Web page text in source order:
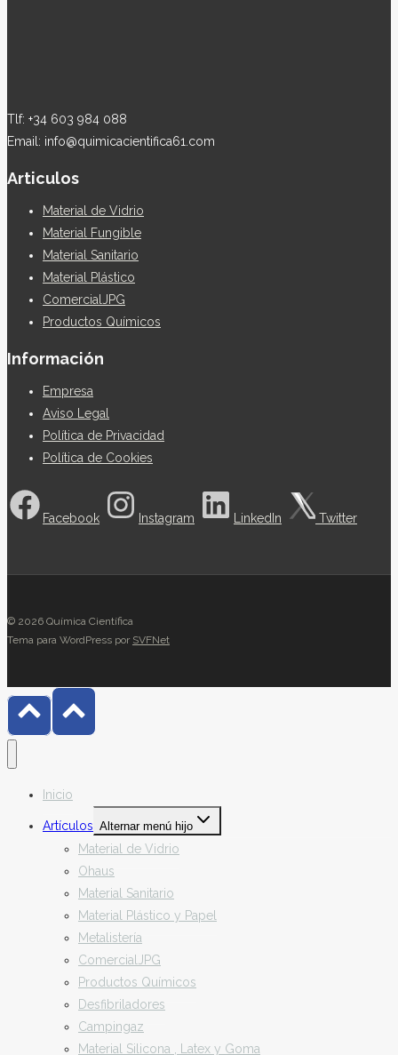
Tlf: +34 603 984 088
Email: info@quimicacientifica61.com
Articulos
Material de Vidrio
Material Fungible
Material Sanitario
Material Plástico
ComercialJPG
Productos Químicos
Información
Empresa
Aviso Legal
Política de Privacidad
Política de Cookies
Facebook Instagram LinkedIn Twitter
© 2026 Química Científica
Tema para WordPress por SVFNet
Inicio
Artículos Alternar menú hijo
Material de Vidrio
Ohaus
Material Sanitario
Material Plástico y Papel
Metalistería
ComercialJPG
Productos Químicos
Desfibriladores
Campingaz
Material Silicona , Latex y Goma